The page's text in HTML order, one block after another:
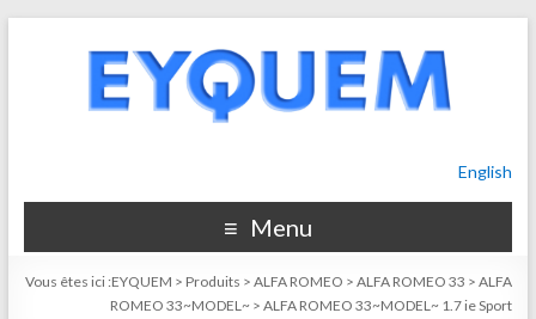
English
Menu
Vous êtes ici :EYQUEM > Produits >ALFA ROMEO >ALFA ROMEO 33 >ALFA
ROMEO 33~MODEL~ >ALFA ROMEO 33~MODEL~ 1.7 ie Sport